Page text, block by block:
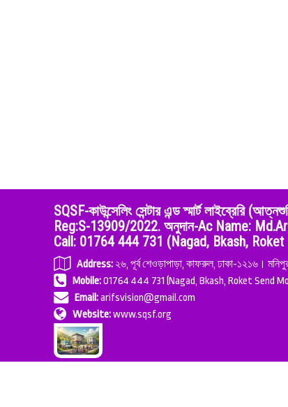
SQSF-কাউন্সেলিং সেন্টার এন্ড স্মার্ট
Reg:S-13909/2022. অনুদান-Ac Name:
Call: 01764 444 731 (Nagad, Bkash,
Address: ২৬, পূর্ব শেওড়াপাড়া, কাফরুল, ঢাকা-১২১৬।
Mobile:01764 444 731 (Nagad, Bkash, Roket Send
Email:arifsvision@gmail.com
Website:www.sqsf.org